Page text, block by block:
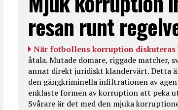
resan runt
När fotbollens korruption diskuteras
åtala. Mutade domare, riggade matcher,
annat direkt juridiskt klandervärt. Detta
den gängkriminella infiltrationen av
enklaste formen av korruption att peka
Svårare är det med den mjuka